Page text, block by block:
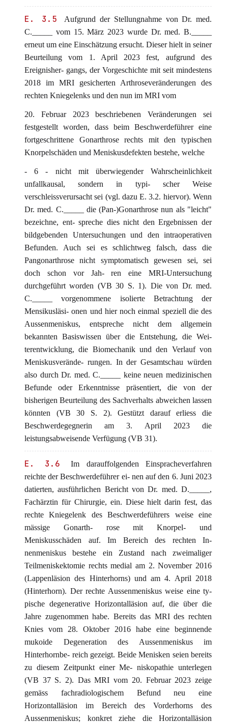
E. 3.5
Aufgrund der Stellungnahme von Dr. med.
C._____ vom 15. März 2023 wurde Dr. med. B._____
erneut um eine Einschätzung ersucht. Dieser hielt in seiner
Beurteilung vom 1. April 2023 fest, aufgrund des
Ereignisher- gangs, der Vorgeschichte mit seit mindestens
2018 im MRI gesicherten Arthroseveränderungen des
rechten Kniegelenks und den nun im MRI vom
20. Februar 2023 beschriebenen Veränderungen sei
festgestellt worden, dass beim Beschwerdeführer eine
fortgeschrittene Gonarthrose rechts mit den typischen
Knorpelschäden und Meniskusdefekten bestehe, welche
- 6 - nicht mit überwiegender Wahrscheinlichkeit
unfallkausal, sondern in typi- scher Weise
verschleissverursacht sei (vgl. dazu E. 3.2. hiervor). Wenn
Dr. med. C._____ die (Pan-)Gonarthrose nun als "leicht"
bezeichne, ent- spreche dies nicht den Ergebnissen der
bildgebenden Untersuchungen und den intraoperativen
Befunden. Auch sei es schlichtweg falsch, dass die
Pangonarthrose nicht symptomatisch gewesen sei, sei
doch schon vor Jah- ren eine MRI-Untersuchung
durchgeführt worden (VB 30 S. 1). Die von Dr. med.
C._____ vorgenommene isolierte Betrachtung der
Mensikusläsi- onen und hier noch einmal speziell die des
Aussenmeniskus, entspreche nicht dem allgemein
bekannten Basiswissen über die Entstehung, die Wei-
terentwicklung, die Biomechanik und den Verlauf von
Meniskusverände- rungen. In der Gesamtschau würden
also durch Dr. med. C._____ keine neuen medizinischen
Befunde oder Erkenntnisse präsentiert, die von der
bisherigen Beurteilung des Sachverhalts abweichen lassen
könnten (VB 30 S. 2). Gestützt darauf erliess die
Beschwerdegegnerin am 3. April 2023 die
leistungsabweisende Verfügung (VB 31).
E. 3.6
Im darauffolgenden Einspracheverfahren
reichte der Beschwerdeführer ei- nen auf den 6. Juni 2023
datierten, ausführlichen Bericht von Dr. med. D._____,
Fachärztin für Chirurgie, ein. Diese hielt darin fest, das
rechte Kniegelenk des Beschwerdeführers weise eine
mässige Gonarth- rose mit Knorpel- und
Meniskusschäden auf. Im Bereich des rechten In-
nenmeniskus bestehe ein Zustand nach zweimaliger
Teilmeniskektomie rechts medial am 2. November 2016
(Lappenläsion des Hinterhorns) und am 4. April 2018
(Hinterhorn). Der rechte Aussenmeniskus weise eine ty-
pische degenerative Horizontalläsion auf, die über die
Jahre zugenommen habe. Bereits das MRI des rechten
Knies vom 28. Oktober 2016 habe eine beginnende
mukoide Degeneration des Aussenmeniskus im
Hinterhornbe- reich gezeigt. Beide Menisken seien bereits
zu diesem Zeitpunkt einer Me- niskopathie unterlegen
(VB 37 S. 2). Das MRI vom 20. Februar 2023 zeige
gemäss fachradiologischem Befund neu eine
Horizontalläsion im Bereich des Vorderhorns des
Aussenmeniskus; konkret ziehe die Horizontalläsion